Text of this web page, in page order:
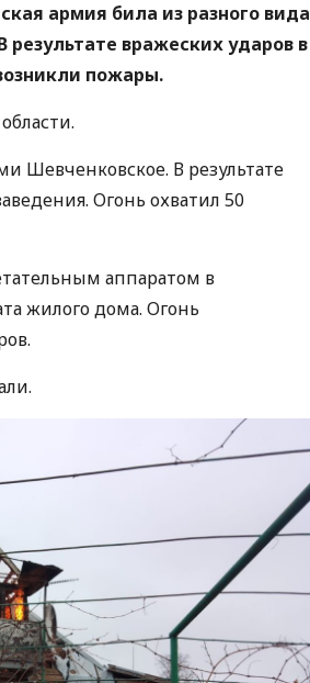
армия била из разного вида
вражеских ударов в
пожары.
Шевченковское. В результате
Огонь охватил 50
аппаратом в
жилого дома. Огонь